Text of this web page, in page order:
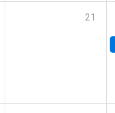
21